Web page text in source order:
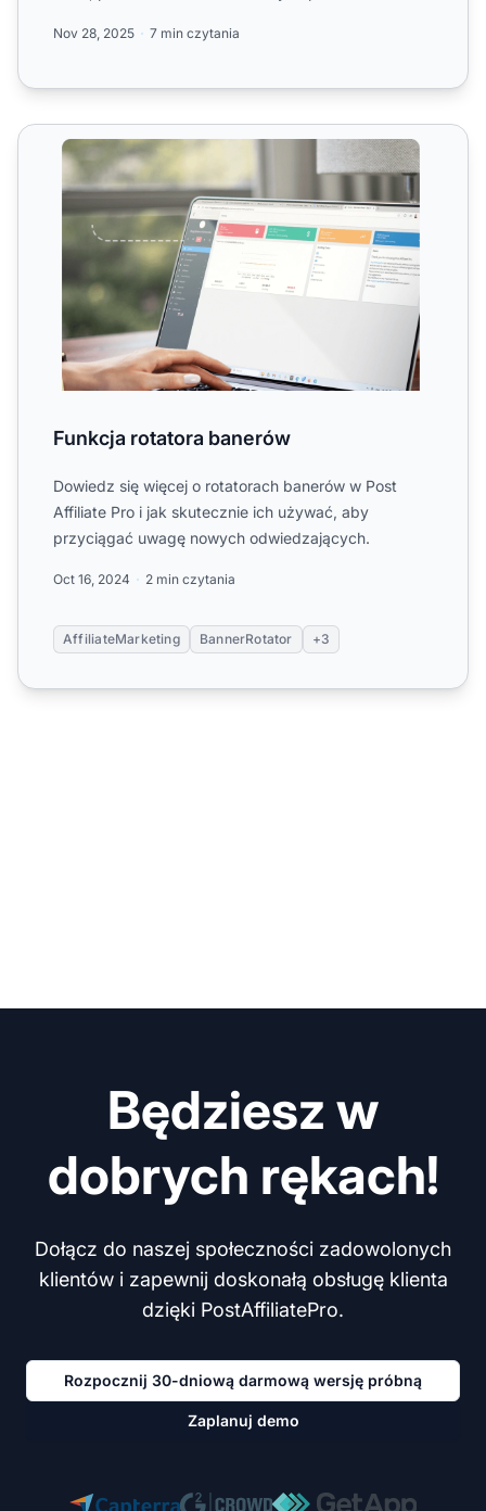
Nov 28, 2025 7 min czytania
Funkcja rotatora banerów
Funkcja rotatora banerów
Dowiedz się więcej o rotatorach banerów w Post
Affiliate Pro i jak skutecznie ich używać, aby
przyciągać uwagę nowych odwiedzających.
Oct 16, 2024 2 min czytania
AffiliateMarketing BannerRotator +3
Będziesz w
dobrych rękach!
Dołącz do naszej społeczności zadowolonych
klientów i zapewnij doskonałą obsługę klienta
dzięki PostAffiliatePro.
Rozpocznij 30-dniową darmową wersję próbną
Zaplanuj demo